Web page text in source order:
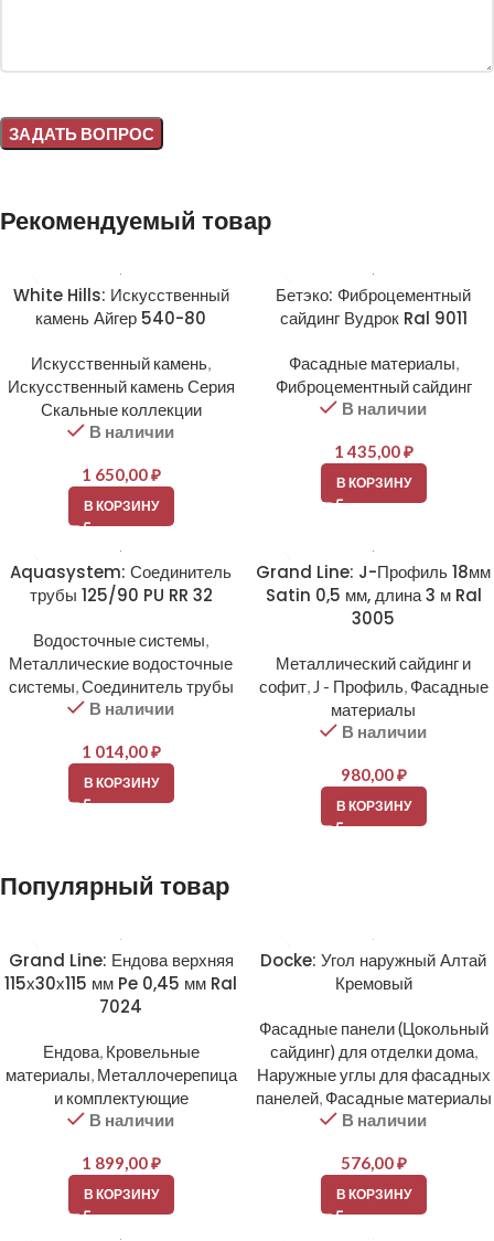
Рекомендуемый товар
White Hills: Искусственный
камень Айгер 540-80
Искусственный камень,
Искусственный камень Серия
Скальные коллекции
В наличии
1 650,00₽
В КОРЗИНУ
Бетэко: Фиброцементный
сайдинг Вудрок Ral 9011
Фасадные материалы,
Фиброцементный сайдинг
В наличии
1 435,00₽
В КОРЗИНУ
Aquasystem: Соединитель
трубы 125/90 PU RR 32
Водосточные системы,
Металлические водосточные
системы,Соединитель трубы
В наличии
1 014,00₽
В КОРЗИНУ
Grand Line: J-Профиль 18мм
Satin 0,5 мм, длина 3 м Ral
3005
Металлический сайдинг и
софит, J - Профиль, Фасадные
материалы
В наличии
980,00₽
В КОРЗИНУ
Популярный товар
Grand Line: Ендова верхняя
115х30х115 мм Pe 0,45 мм Ral
7024
Ендова, Кровельные
материалы, Металлочерепица
и комплектующие
В наличии
1 899,00₽
В КОРЗИНУ
Docke: Угол наружный Алтай
Кремовый
Фасадные панели (Цокольный
сайдинг) для отделки дома,
Наружные углы для фасадных
панелей, Фасадные материалы
В наличии
576,00₽
В КОРЗИНУ